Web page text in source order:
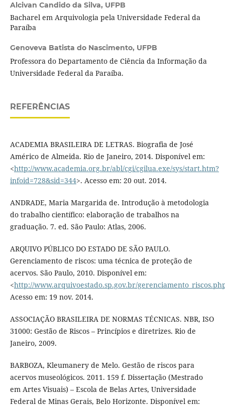
Alcivan Candido da Silva, UFPB
Bacharel em Arquivologia pela Universidade Federal da
Paraíba
Genoveva Batista do Nascimento, UFPB
Professora do Departamento de Ciência da Informação da
Universidade Federal da Paraíba.
REFERÊNCIAS
ACADEMIA BRASILEIRA DE LETRAS. Biografia de José
Américo de Almeida. Rio de Janeiro, 2014. Disponível em:
<http://www.academia.org.br/abl/cgi/cgilua.exe/sys/start.htm?
infoid=728&sid=344>. Acesso em: 20 out. 2014.
ANDRADE, Maria Margarida de. Introdução à metodologia
do trabalho científico: elaboração de trabalhos na
graduação. 7. ed. São Paulo: Atlas, 2006.
ARQUIVO PÚBLICO DO ESTADO DE SÃO PAULO.
Gerenciamento de riscos: uma técnica de proteção de
acervos. São Paulo, 2010. Disponível em:
<http://www.arquivoestado.sp.gov.br/
Acesso em: 19 nov. 2014.
ASSOCIAÇÃO BRASILEIRA DE NORMAS TÉCNICAS. NBR, ISO
31000: Gestão de Riscos – Princípios e diretrizes. Rio de
Janeiro, 2009.
BARBOZA, Kleumanery de Melo. Gestão de riscos para
acervos museológicos. 2011. 159 f. Dissertação (Mestrado
em Artes Visuais) – Escola de Belas Artes, Universidade
Federal de Minas Gerais, Belo Horizonte. Disponível em: